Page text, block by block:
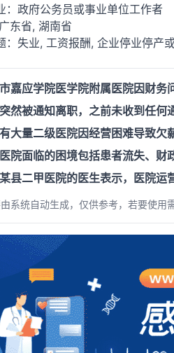
政府公务员或事业单位工作者
广东省, 湖南省
失业, 工资报酬, 企业停业停产
嘉应学院医学院附属医院因财务
然被通知离职，之前未收到任何
大量二级医院因经营困难导致欠
院面临的困境包括患者流失、财
县二甲医院的医生表示，医院
系统自动生成，仅供参考，若要使用